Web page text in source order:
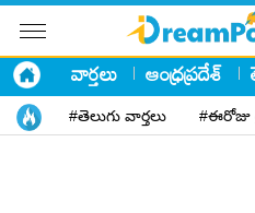
వార్తలు ఆంధ్రప్రదేశ్
#తెలుగు వార్తలు #ఈరోజు